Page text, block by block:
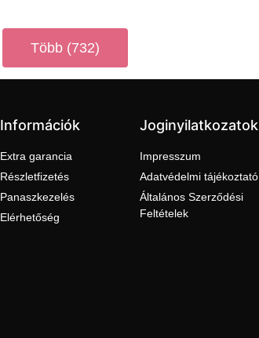
Több (732)
Információk
Extra garancia
Részletfizetés
Panaszkezelés
Elérhetőség
Joginyilatkozatok
Impresszum
Adatvédelmi tájékoztató
Általános Szerződési
Feltételek